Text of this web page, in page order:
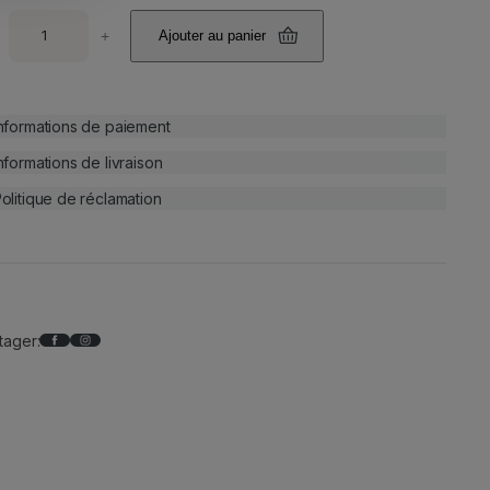
+ Ajouter au panier
de paiement
de livraison
de réclamation
Facebook Instagram